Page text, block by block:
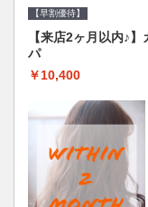
【早割優待】
【来店2ヶ月以内♪
パ
￥10,400